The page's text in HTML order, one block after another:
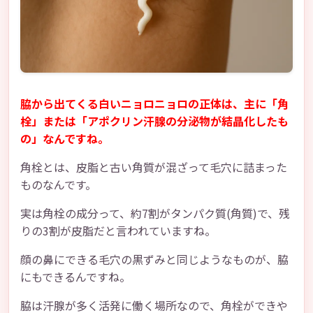
脇から出てくる白いニョロニョロの正体は、主に「角
栓」または「アポクリン汗腺の分泌物が結晶化したも
の」なんですね。
角栓とは、皮脂と古い角質が混ざって毛穴に詰まった
ものなんです。
実は角栓の成分って、約7割がタンパク質(角質)で、残
りの3割が皮脂だと言われていますね。
顔の鼻にできる毛穴の黒ずみと同じようなものが、脇
にもできるんですね。
脇は汗腺が多く活発に働く場所なので、角栓ができや